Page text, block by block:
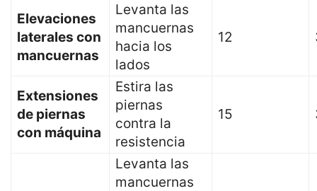
Elevaciones
laterales con
mancuernas
Levanta las
mancuernas
hacia los
lados
12
Extensiones
de piernas
con máquina
Estira las
piernas
contra la
resistencia
15
Levanta las
mancuernas